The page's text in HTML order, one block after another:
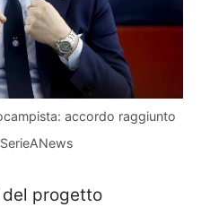
accordo raggiunto
del progetto